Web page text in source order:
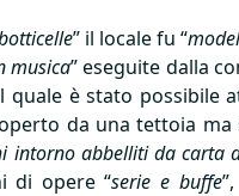
” il locale fu “
musica” eseguite dalla
quale è stato
da una tettoia
intorno abbelliti da carta
di opere “serie e buffe